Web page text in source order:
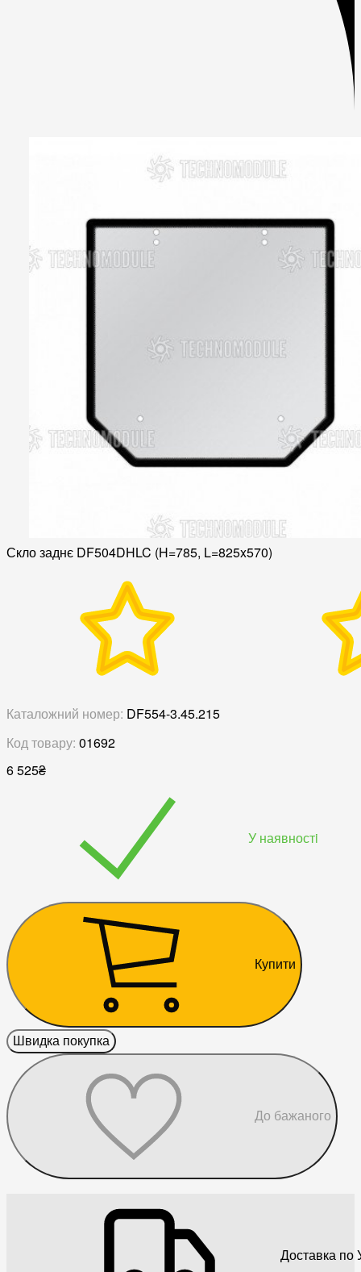
Скло заднє DF504DHLC (H=785, L=825x570)
Каталожний номер: DF554-3.45.215
Код товару: 01692
6 525₴
У наявностi
Купити
Швидка покупка
До бажаного
Доставка по